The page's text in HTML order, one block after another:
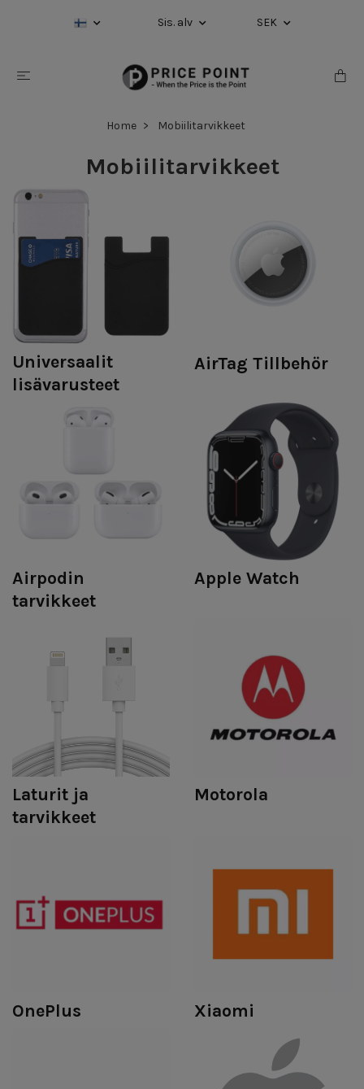
Sis. alv SEK
Home Mobiilitarvikkeet
Mobiilitarvikkeet
Universaalit
lisävarusteet
AirTag Tillbehör
Airpodin
tarvikkeet
Apple Watch
Laturit ja
tarvikkeet
Motorola
OnePlus Xiaomi